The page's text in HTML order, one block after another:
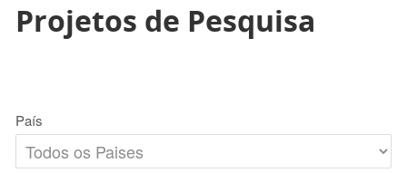
Projetos de Pesquisa
País